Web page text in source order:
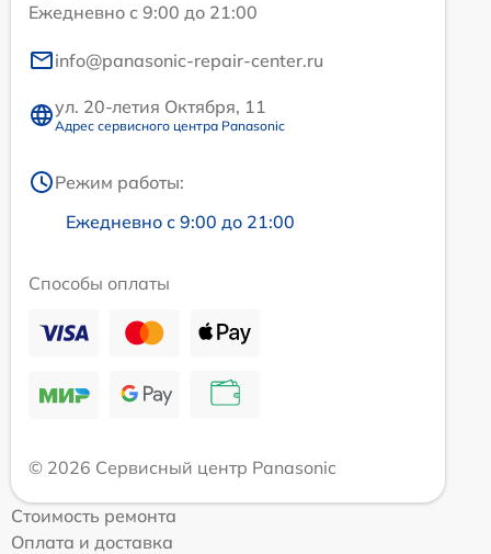
Ежедневно с 9:00 до 21:00
info@panasonic-repair-center.ru
ул. 20-летия Октября, 11
Адрес сервисного центра Panasonic
Режим работы:
Ежедневно с 9:00 до 21:00
Способы оплаты
© 2026 Сервисный центр Panasonic
Стоимость ремонта
Оплата и доставка